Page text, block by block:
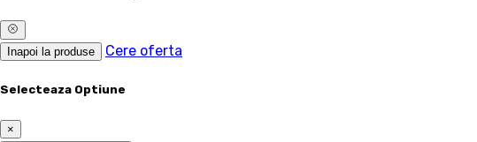
Inapoi la produse Cere oferta
Selecteaza Optiune
×